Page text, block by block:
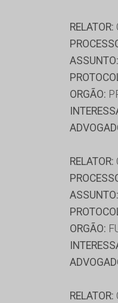
RELATOR:
ASSUNTO:
ORGÃO:
RELATOR:
ASSUNTO:
ORGÃO:
RELATOR: